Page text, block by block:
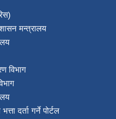
मन्त्रालय
विभाग
दर्ता गर्ने पोर्टल